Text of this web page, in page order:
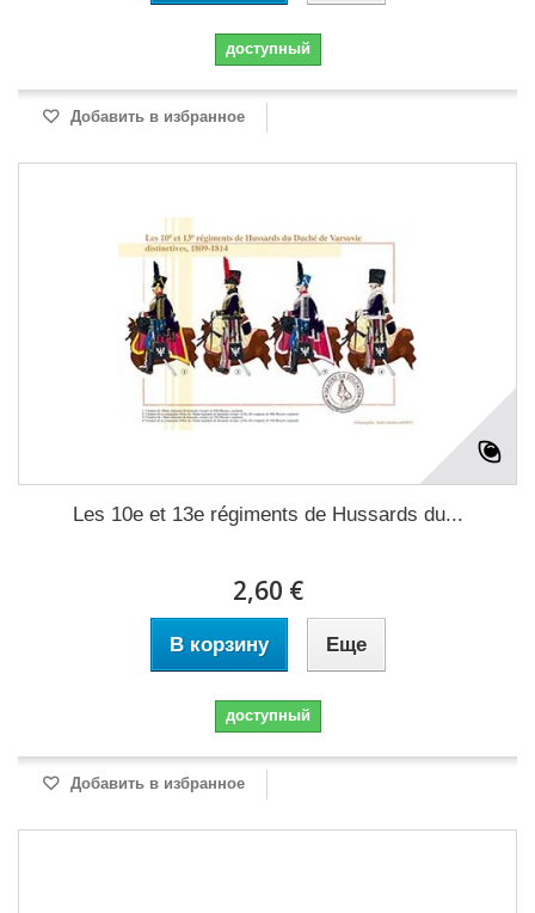
доступный
Добавить в избранное
Les 10e et 13e régiments de Hussards du...
2,60 €
В корзину Еще
доступный
Добавить в избранное